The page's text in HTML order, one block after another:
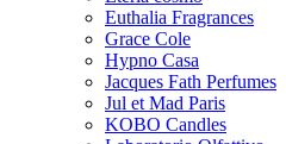
Euthalia Fragrances
Grace Cole
Hypno Casa
Jacques Fath Perfumes
Jul et Mad Paris
KOBO Candles